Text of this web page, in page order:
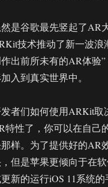
然是谷歌最先竖起了AR
技术推动了新一波浪
出前所未有的AR体验
入到真实世界中。
者们如何使用ARKit取
特性了，你可以在自己
样。为了提供好的AR
但是苹果更倾向于在
新的运行iOS 11系统的